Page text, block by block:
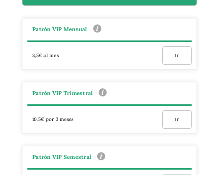
Patrón VIP Mensual
3,5€ al mes Ir
Patrón VIP Trimestral
10,5€ por 3 meses Ir
Patrón VIP Semestral